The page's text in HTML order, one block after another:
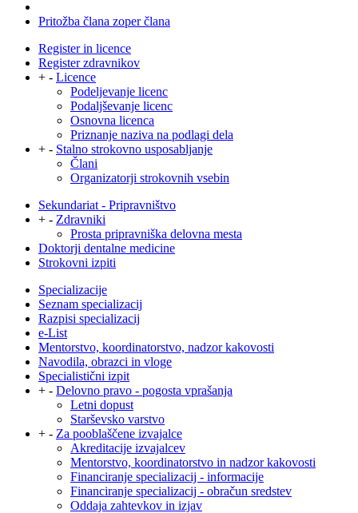
Pritožba člana zoper člana
Register in licence
Register zdravnikov
+ - Licence
Podeljevanje licenc
Podaljševanje licenc
Osnovna licenca
Priznanje naziva na podlagi dela
+ - Stalno strokovno usposabljanje
Člani
Organizatorji strokovnih vsebin
Sekundariat - Pripravništvo
+ - Zdravniki
Prosta pripravniška delovna mesta
Doktorji dentalne medicine
Strokovni izpiti
Specializacije
Seznam specializacij
Razpisi specializacij
e-List
Mentorstvo, koordinatorstvo, nadzor kakovosti
Navodila, obrazci in vloge
Specialistični izpit
+ - Delovno pravo - pogosta vprašanja
Letni dopust
Starševsko varstvo
+ - Za pooblaščene izvajalce
Akreditacije izvajalcev
Mentorstvo, koordinatorstvo in nadzor kakovosti
Financiranje specializacij - informacije
Financiranje specializacij - obračun sredstev
Oddaja zahtevkov in izjav